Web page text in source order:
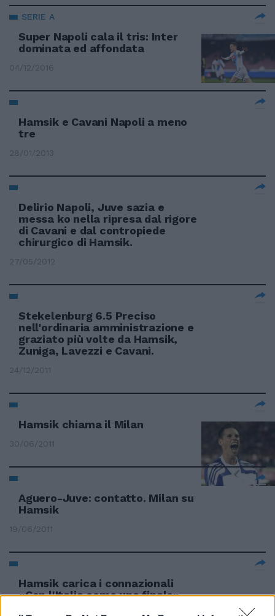
SERIE A
Super Napoli cala il tris: Inter
dominata ed affondata
04/12/2016
Hamsik e Cavani Napoli a meno
tre
28/01/2013
Delirio Napoli, Juve sazia e
messa ko nella ripresa dal rigore
di Cavani e dal contropiede
chirurgico di Hamsik.
27/05/2012
Stekelenburg 6.5 Preciso
nell'ordinaria amministrazione e
graziato più volte da Hamsik,
Zuniga, Lavezzi e Cavani.
24/12/2011
Hamsik chiama il Milan
30/06/2011
Aguero-Juve: contatto. Milan su
Hamsik
19/06/2011
Hamsik carica i connazionali
«Con l'Italia come una finale»